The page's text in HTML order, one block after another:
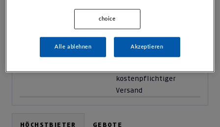
06.05.2026,
€ 1,00
Artikelnummer:
28548
Abholfrist:
kostenpflichtiger
Versand
HÖCHSTBIETER GEBOTE
choice
Alle ablehnen Akzeptieren